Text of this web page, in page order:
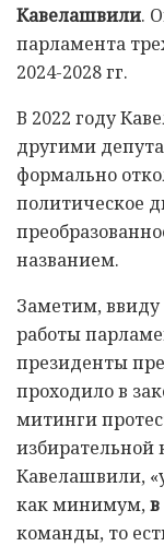
Кавелашвили.
парламента
2024-2028 гг.
В 2022 году
другими
формально
политическое
названием.
Заметим,
работы
президенты
проходило в
митинги
избирательной
Кавелашвили,
как минимум,в
команды, то